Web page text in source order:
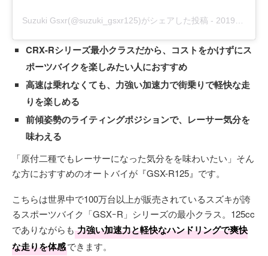
Suzuki Gsxr(@suzuki_gsxr125)がシェアした投稿 - 2019年 4月月19日午前8時15分PDT
CRX-Rシリーズ最小クラスだから、コストをかけずにス
ポーツバイクを楽しみたい人におすすめ
高速は乗れなくても、力強い加速力で街乗りで軽快な走
りを楽しめる
前傾姿勢のライティングポジションで、レーサー気分を
味わえる
「原付二種でもレーサーになった気分をを味わいたい」そん
な方におすすめのオートバイが『GSX-R125』です。
こちらは世界中で100万台以上が販売されているスズキが誇
るスポーツバイク「GSXｰR」シリーズの最小クラス。125cc
でありながらも 力強い加速力と軽快なハンドリングで爽快
な走りを体感できます。